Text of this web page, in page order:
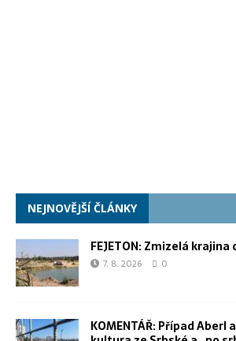
NEJNOVĚJŠÍ ČLÁNKY
FEJETON: Zmizelá
7. 8. 2026 0
KOMENTÁŘ: Případ Aberl